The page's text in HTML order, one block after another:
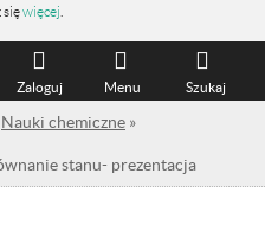
sięwięcej
Szukaj
Menu
Zaloguj
Nauki chemiczne »
stanu- prezentacja